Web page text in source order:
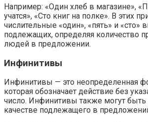
Например: «Один хлеб в магазине»,
учатся», «Сто книг на полке». В этих
числительные «один», «пять» и «сто»
подлежащих, определяя количество
людей в предложении.
Инфинитивы
Инфинитивы — это неопределенная
которая обозначает действие без
число. Инфинитивы также могут
качестве подлежащего в